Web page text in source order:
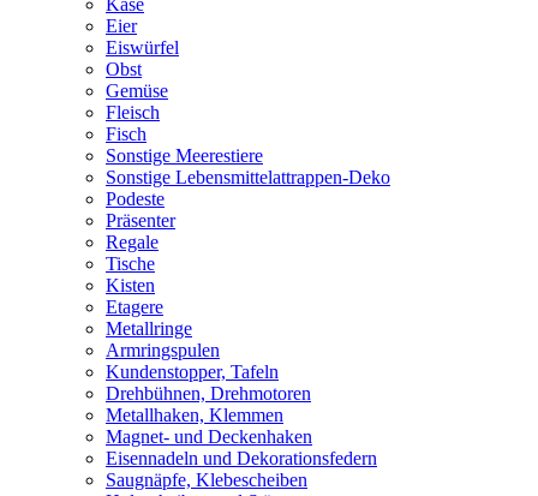
Eier
Eiswürfel
Obst
Gemüse
Fleisch
Fisch
Sonstige Meerestiere
Sonstige Lebensmittelattrappen-Deko
Podeste
Präsenter
Regale
Tische
Kisten
Etagere
Metallringe
Armringspulen
Kundenstopper, Tafeln
Drehbühnen, Drehmotoren
Metallhaken, Klemmen
Magnet- und Deckenhaken
Eisennadeln und Dekorationsfedern
Saugnäpfe, Klebescheiben